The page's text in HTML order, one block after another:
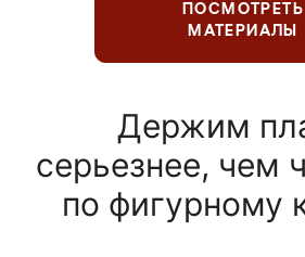
ПОСМОТРЕТЬ
МАТЕРИАЛЫ
Держим
серьезнее, чем
по фигурному